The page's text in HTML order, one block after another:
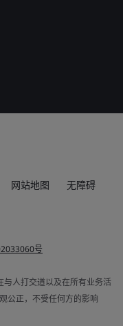
网站地图 无障碍
号
与人打交道以及在所有业务活
公正，不受任何方的影响